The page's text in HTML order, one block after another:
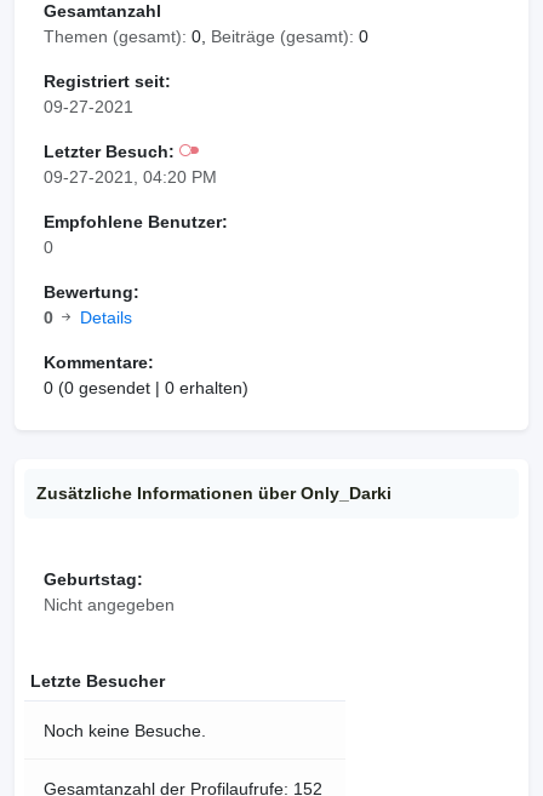
Gesamtanzahl
Themen (gesamt): 0, Beiträge (gesamt): 0
Registriert seit:
09-27-2021
Letzter Besuch:
09-27-2021, 04:20 PM
Empfohlene Benutzer:
0
Bewertung:
0
Details
Kommentare:
0 (0 gesendet | 0 erhalten)
Zusätzliche Informationen über Only_Darki
Geburtstag:
Nicht angegeben
Letzte Besucher
Noch keine Besuche.
Gesamtanzahl der Profilaufrufe: 152